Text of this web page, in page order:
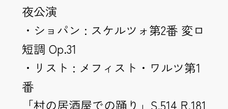
夜公演
・ショパン : スケルツォ第2番 変ロ
短調 Op.31
・リスト : メフィスト・ワルツ第1
番
「村の居酒屋での踊り」S.514,R.181